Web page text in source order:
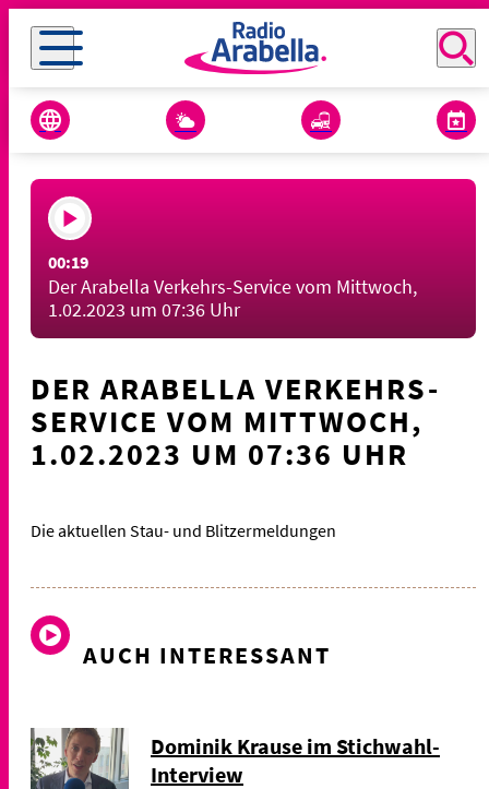
00:19
Der Arabella Verkehrs-Service vom Mittwoch,
1.02.2023 um 07:36 Uhr
DER ARABELLA VERKEHRS-
SERVICE VOM MITTWOCH,
1.02.2023 UM 07:36 UHR
Die aktuellen Stau- und Blitzermeldungen
AUCH INTERESSANT
Dominik Krause im Stichwahl-
Interview